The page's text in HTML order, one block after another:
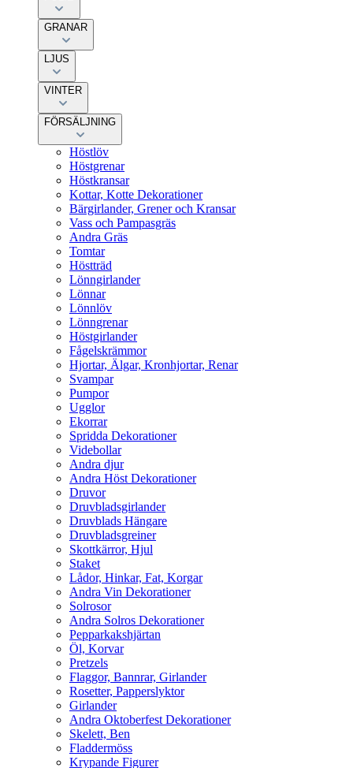
GRANAR
LJUS
VINTER
FÖRSÄLJNING
Höstlöv
Höstgrenar
Höstkransar
Kottar, Kotte Dekorationer
Bärgirlander, Grener och Kransar
Vass och Pampasgräs
Andra Gräs
Tomtar
Höstträd
Lönngirlander
Lönnar
Lönnlöv
Lönngrenar
Höstgirlander
Fågelskrämmor
Hjortar, Älgar, Kronhjortar, Renar
Svampar
Pumpor
Ugglor
Ekorrar
Spridda Dekorationer
Videbollar
Andra djur
Andra Höst Dekorationer
Druvor
Druvbladsgirlander
Druvblads Hängare
Druvbladsgreiner
Skottkärror, Hjul
Staket
Lådor, Hinkar, Fat, Korgar
Andra Vin Dekorationer
Solrosor
Andra Solros Dekorationer
Pepparkakshjärtan
Öl, Korvar
Pretzels
Flaggor, Bannrar, Girlander
Rosetter, Papperslyktor
Girlander
Andra Oktoberfest Dekorationer
Skelett, Ben
Fladdermöss
Krypande Figurer